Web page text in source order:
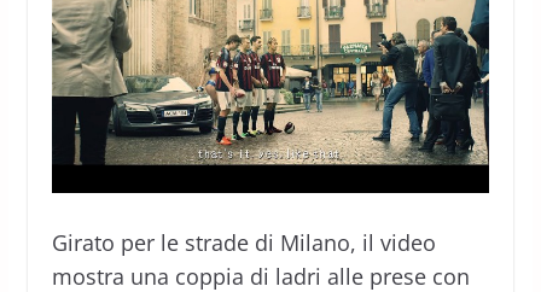
Girato per le strade di Milano, il video
mostra una coppia di ladri alle prese con